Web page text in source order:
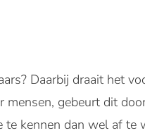
Daarbij draait het
mensen, gebeurt dit
kennen dan wel af te